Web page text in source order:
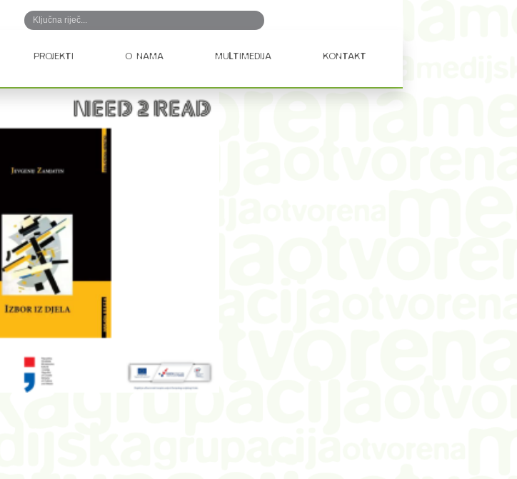
Ključna
PROJEKTI O NAMA MULTIMEDIJA KONTAKT